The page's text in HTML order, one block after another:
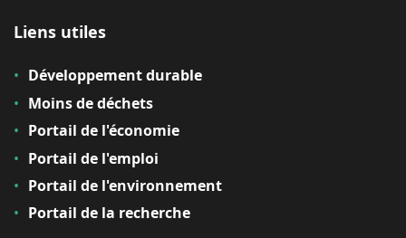
Liens utiles
Développement durable
Moins de déchets
Portail de l'économie
Portail de l'emploi
Portail de l'environnement
Portail de la recherche